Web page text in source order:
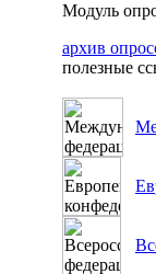
Модуль
архив
полезные